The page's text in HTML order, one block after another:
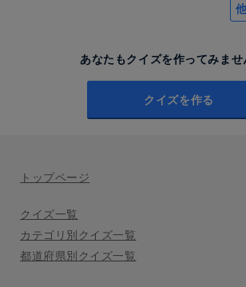
あなたもクイズを作ってみませ
クイズを作る
トップページ
クイズ一覧
カテゴリ別クイズ一覧
都道府県別クイズ一覧